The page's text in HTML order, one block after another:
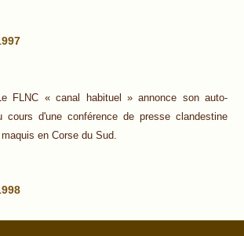
FLNC « canal habituel » annonce son auto-
cours d'une conférence de presse clandestine
en Corse du Sud.